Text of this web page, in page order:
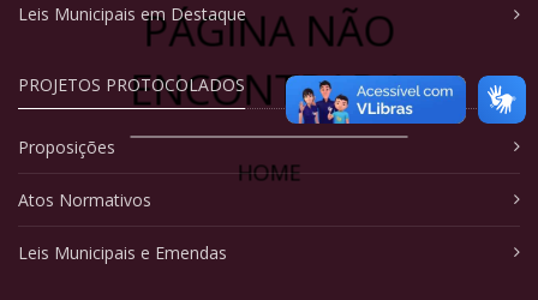
PÁGINA NÃO
ENCONTRADA
HOME
Leis Municipais em Destaque
PROJETOS PROTOCOLADOS
Proposições
Atos Normativos
Leis Municipais e Emendas